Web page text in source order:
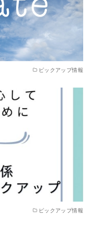
ピックアップ情報
ピックアップ情報